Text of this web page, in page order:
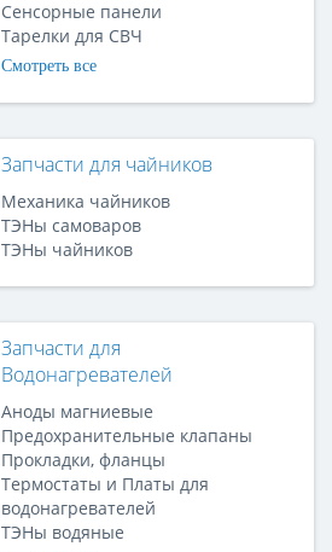
Сенсорные панели
Тарелки для СВЧ
Смотреть все
Запчасти для чайников
Механика чайников
ТЭНы самоваров
ТЭНы чайников
Запчасти для
Водонагревателей
Аноды магниевые
Предохранительные клапаны
Прокладки, фланцы
Термостаты и Платы для
водонагревателей
ТЭНы водяные